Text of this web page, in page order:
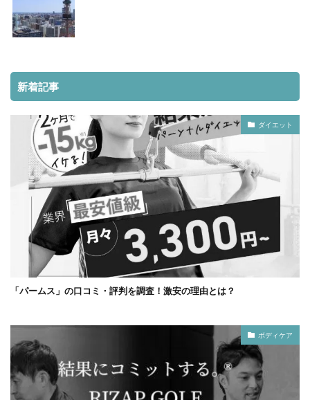
新着記事
ダイエット
「パームス」の口コミ・評判を調査！激安の理由とは？
ボディケア